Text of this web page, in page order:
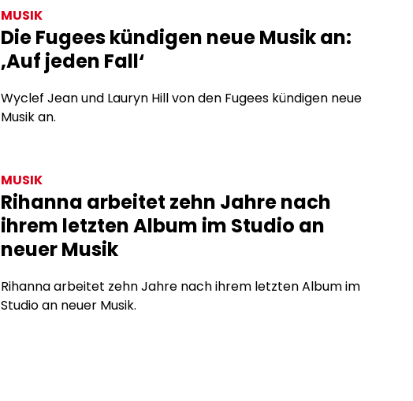
MUSIK
Die Fugees kündigen neue Musik an:
‚Auf jeden Fall‘
Wyclef Jean und Lauryn Hill von den Fugees kündigen neue
Musik an.
MUSIK
Rihanna arbeitet zehn Jahre nach
ihrem letzten Album im Studio an
neuer Musik
Rihanna arbeitet zehn Jahre nach ihrem letzten Album im
Studio an neuer Musik.